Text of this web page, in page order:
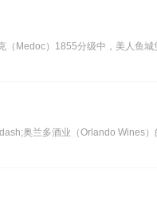
Medoc）1855分级中，美人鱼城
奥兰多酒业（Orlando Wines）